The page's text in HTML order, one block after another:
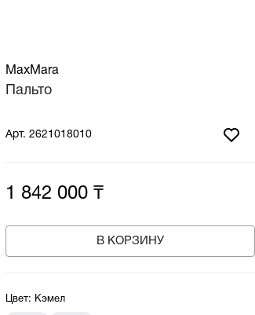
MaxMara
Пальто
Арт. 2621018010
1 842 000 ₸
В КОРЗИНУ
Цвет: Кэмел